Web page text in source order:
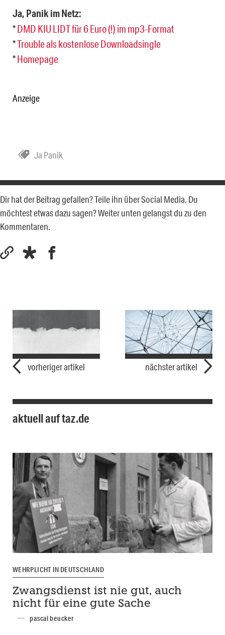
Ja, Panik im Netz:
*DMD KIU LIDT für 6 Euro (!) im mp3-Format
*Trouble als kostenlose Downloadsingle
*Homepage
Anzeige
Ja Panik
Dir hat der Beitrag gefallen? Teile ihn über Social Media. Du
möchtest etwas dazu sagen? Weiter unten gelangst du zu den
Kommentaren.
vorheriger artikel nächster artikel
aktuell auf taz.de
WEHRPLICHT IN DEUTSCHLAND
Zwangsdienst ist nie gut, auch
nicht für eine gute Sache
pascal beucker